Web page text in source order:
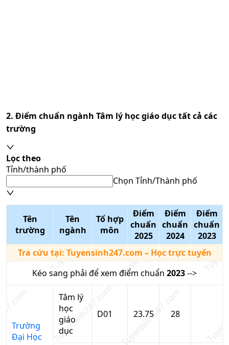
2. Điểm chuẩn ngành Tâm lý học giáo dụctất cả các
trường
Lọc theo
Tỉnh/thành phố
Chọn Tỉnh/Thành phố
Tên
trường
Tên
ngành
Tổ hợp
môn
Điểm
chuẩn
2025
Điểm
chuẩn
2024
Điểm
chuẩn
2023
Tra cứu tại: Tuyensinh247.com – Học trực tuyến
Kéo sang phải để xem điểm chuẩn 2023-->
Trường
Đại Học
Tâm lý
học
giáo
dục
D01 23.75 28